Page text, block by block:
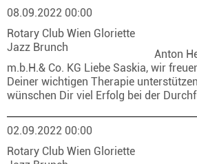
08.09.2022 00:00
Rotary Club Wien Gloriette
Jazz Brunch
Anton
m.b.H.& Co. KG Liebe Saskia, wir
Deiner wichtigen Therapie
wünschen Dir viel Erfolg bei der
02.09.2022 00:00
Rotary Club Wien Gloriette